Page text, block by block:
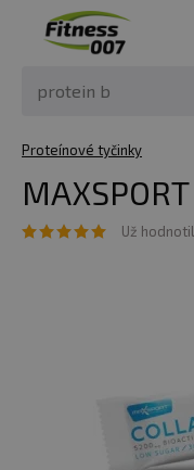
Proteínové tyčinky
Už